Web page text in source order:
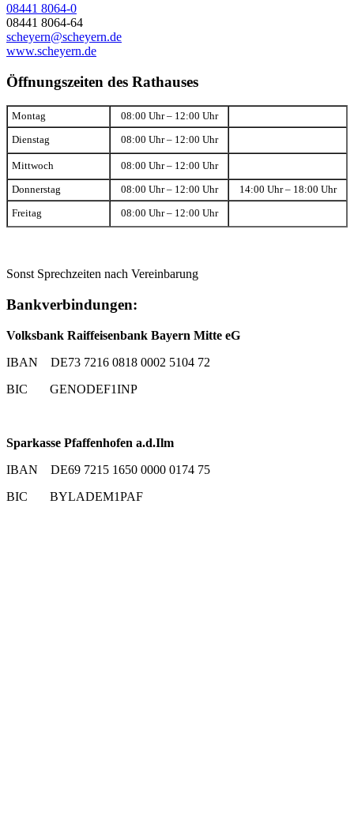
08441 8064-0
08441 8064-64
scheyern@scheyern.de
www.scheyern.de
Öffnungszeiten des Rathauses
Montag 08:00 Uhr – 12:00 Uhr
Dienstag 08:00 Uhr – 12:00 Uhr
Mittwoch 08:00 Uhr – 12:00 Uhr
Donnerstag 08:00 Uhr – 12:00 Uhr 14:00 Uhr – 18:00 Uhr
Freitag 08:00 Uhr – 12:00 Uhr
Sonst Sprechzeiten nach Vereinbarung
Bankverbindungen:
Volksbank Raiffeisenbank Bayern Mitte eG
IBAN DE73 7216 0818 0002 5104 72
BIC GENODEF1INP
Sparkasse Pfaffenhofen a.d.Ilm
IBAN DE69 7215 1650 0000 0174 75
BIC BYLADEM1PAF